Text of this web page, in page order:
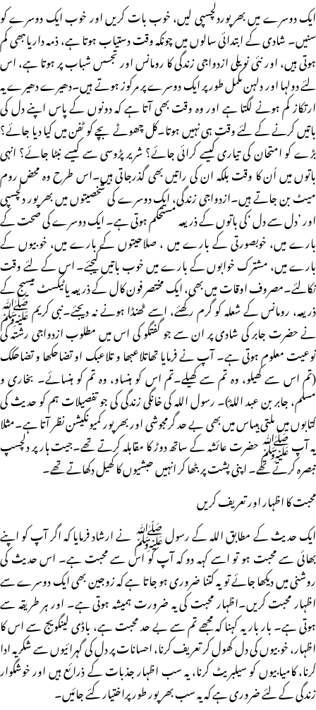
ایک دوسرے میں بھرپوردلچسپی لیں، خوب بات کریں اور خوب ایک دوسرے کو
سنیں۔ شادی کے ابتدائی سالوں میں چونکہ وقت دستیاب ہوتا ہے، ذمہ داریاںبھی کم
ہوتی ہیں، اور نئی نویلی ازدواجی زندگی کا رومانس اور تجسس شباب پر ہوتا ہے، اس
لئے دولہا اور دلہن مکمل طور پر ایک دوسرے پر مرکوز ہوتے ہیں۔دھیرے دھیرے یہ
ارتکاز کم ہونے لگتا ہے اور وہ وقت بھی آتا ہے کہ دونوں کے پاس اپنے دل کی
باتیں کرنے کے لئے وقت ہی نہیں ہوتا۔کل چھوٹے بچے کو ٹفن میں کیا دیا جائے؟
بڑے کو امتحان کی تیاری کیسے کرائی جائے؟ شریر پڑوسی سے کیسے نبٹا جائے؟ انہی
باتوں میں اُن کا وقت بلکہ ان کی راتیں بھی گذرجاتی ہیں۔اس طرح وہ محض روم
میٹ بن جاتے ہیں۔ازدواجی زندگی، ایک دوسرے کی شخصیتوں میں بھرپور دلچسپی
اور ’دل سے دل ‘کی باتوں کے ذریعہ مستحکم ہوتی ہے۔ ایک دوسرے کی صحت کے
بارے میں، خوبصورتی کے بارے میں ، صلاحیتوں کے بارے میں، خوبیوں کے
بارے میں، مشترک خوابوں کے بارے میں خوب باتیں کیجئے۔ اس کے لئے وقت
نکالئے۔مصروف اوقات میں بھی، ایک مختصر فون کال کے ذریعہ یاٹیکسٹ میسیج کے
ذریعہ، رومانس کے شعلہ کو گرم رکھئے، اسے ٹھنڈا ہونے نہ دیجئے۔نبی کریم ﷺ
نے حضرت جابر کی شادی پر ان سے جو گفتگو کی اس میں مطلوب ازدواجی رشتہ کی
نوعیت معلوم ہوتی ہے۔ آپ نے فرمایا تھاتلاعبھا و تلاعبک او تضاحکھا و تضاحکک
(تم اس سے کھیلو، وہ تم سے کھیلے۔تم اس کو ہنساو، وہ تم کو ہنسائے۔ بخاری و
مسلم، جابر بن عبد اللہؓ)۔ رسول اللہ کی خانگی زندگی کی جو تفصیلات ہم کو حدیث کی
کتابوں میں ملتی ہیںاس میں بھی بے حد گرمجوشی اور بھرپور کمیونکیشن نظر آتا ہے۔مثلا
یہ آپ ﷺ حضرت عائشہ کے ساتھ دوڑ کا مقابلہ کرتے تھے۔جیت ہار پر دلچسپ
تبصرہ کرتے تھے۔ اپنی پشت پر بٹھا کر انہیں حبشیوں کا کھیل دکھاتے تھے۔
محبت کا اظہار اور تعریف کریں
ایک حدیث کے مطابق اللہ کے رسول ﷺ نے ارشاد فرمایا کہ اگر آپ کو اپنے
بھائی سے محبت ہو تو اسے کہہ دو کہ آپ کو اس سے محبت ہے۔ اس حدیث کی
روشنی میں دیکھا جائے تو یہ کتنا ضروری ہو جاتا ہے کہ زوجین بھی ایک دوسرے سے
اظہار محبت کریں۔اظہار محبت کی یہ ضرورت ہمیشہ ہوتی ہے۔ اور ہر طریقہ سے
ہوتی ہے۔ بار بار یہ کہنا کہ مجھے تم سے بے حد محبت ہے، باڈی لینگویج سے اس کا
اظہار، خوبیوں کی دل کھول کر تعریف کرنا، احسانات پر دل کی گہرائیوں سے شکریہ ادا
کرنا، کامیابیوں کو سیلبریٹ کرنا، یہ سب اظہار جذبات کے ذرائع ہیں اور خوشگوار
زندگی کے لئے ضروری ہے کہ یہ سب بھرپور طور پراختیار کئے جائیں۔